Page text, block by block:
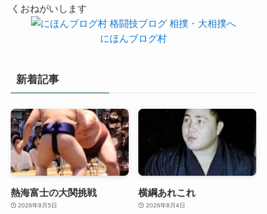
くおねがいします
にほんブログ村
新着記事
熱海富士の大関挑戦
2026年8月5日
横綱あれこれ
2026年8月4日